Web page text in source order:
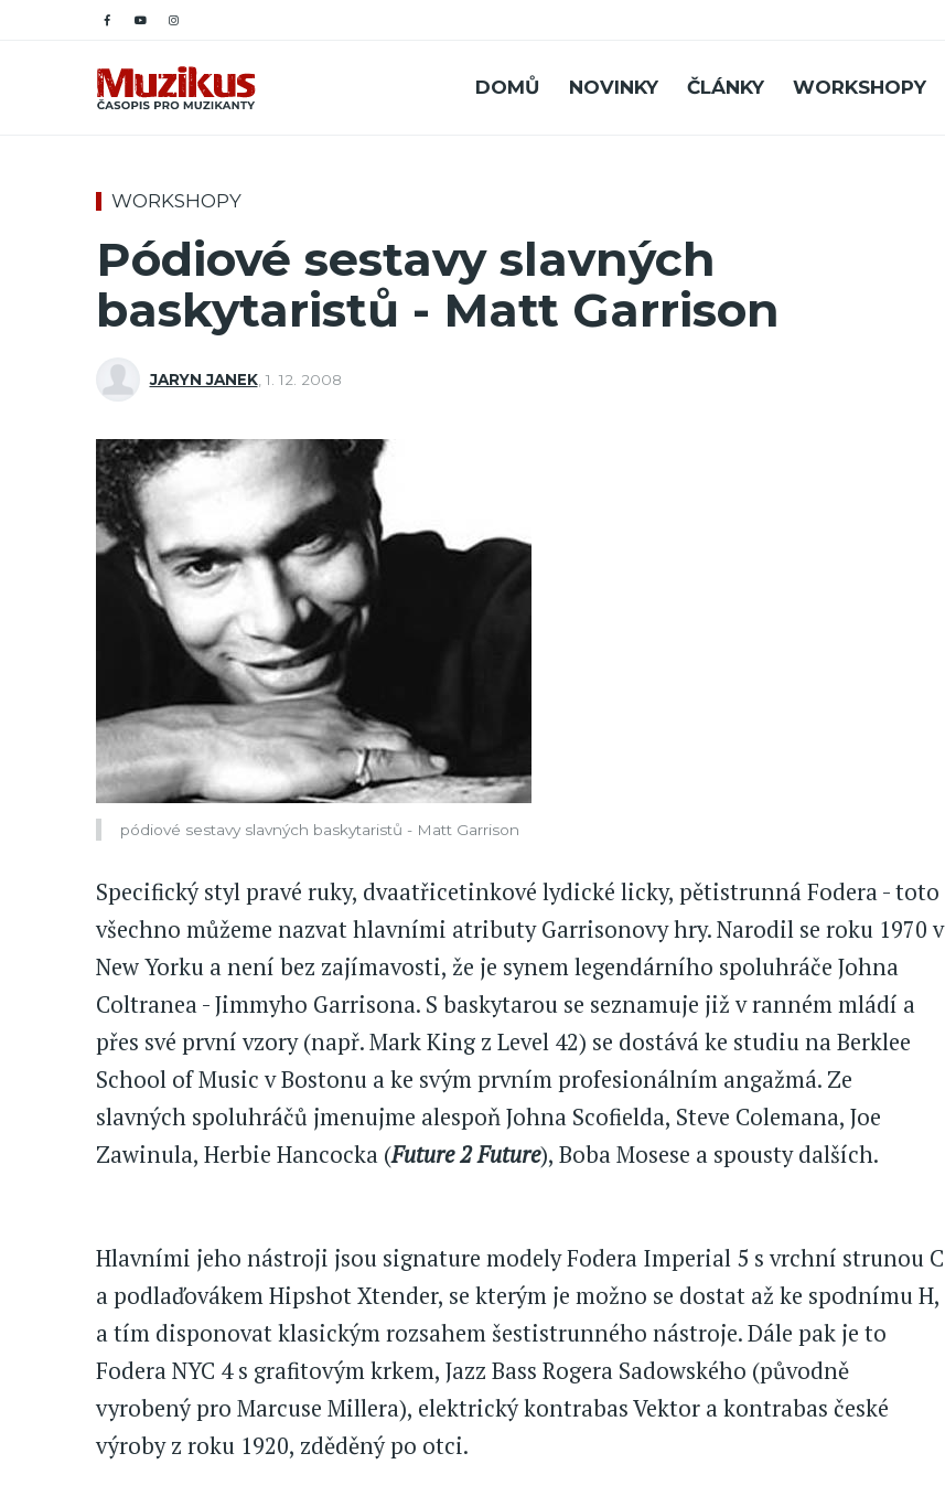
DOMŮ NOVINKY ČLÁNKY WORKSHOPY
WORKSHOPY
Pódiové sestavy slavných
baskytaristů - Matt Garrison
JARYN JANEK, 1. 12. 2008
pódiové sestavy slavných baskytaristů - Matt Garrison
Specifický styl pravé ruky, dvaatřicetinkové lydické licky, pětistrunná Fodera - toto
všechno můžeme nazvat hlavními atributy Garrisonovy hry. Narodil se roku 1970 v
New Yorku a není bez zajímavosti, že je synem legendárního spoluhráče Johna
Coltranea - Jimmyho Garrisona. S baskytarou se seznamuje již v ranném mládí a
přes své první vzory (např. Mark King z Level 42) se dostává ke studiu na Berklee
School of Music v Bostonu a ke svým prvním profesionálním angažmá. Ze
slavných spoluhráčů jmenujme alespoň Johna Scofielda, Steve Colemana, Joe
Zawinula, Herbie Hancocka (Future 2 Future), Boba Mosese a spousty dalších.
Hlavními jeho nástroji jsou signature modely Fodera Imperial 5 s vrchní strunou C
a podlaďovákem Hipshot Xtender, se kterým je možno se dostat až ke spodnímu H,
a tím disponovat klasickým rozsahem šestistrunného nástroje. Dále pak je to
Fodera NYC 4 s grafitovým krkem, Jazz Bass Rogera Sadowského (původně
vyrobený pro Marcuse Millera), elektrický kontrabas Vektor a kontrabas české
výroby z roku 1920, zděděný po otci.